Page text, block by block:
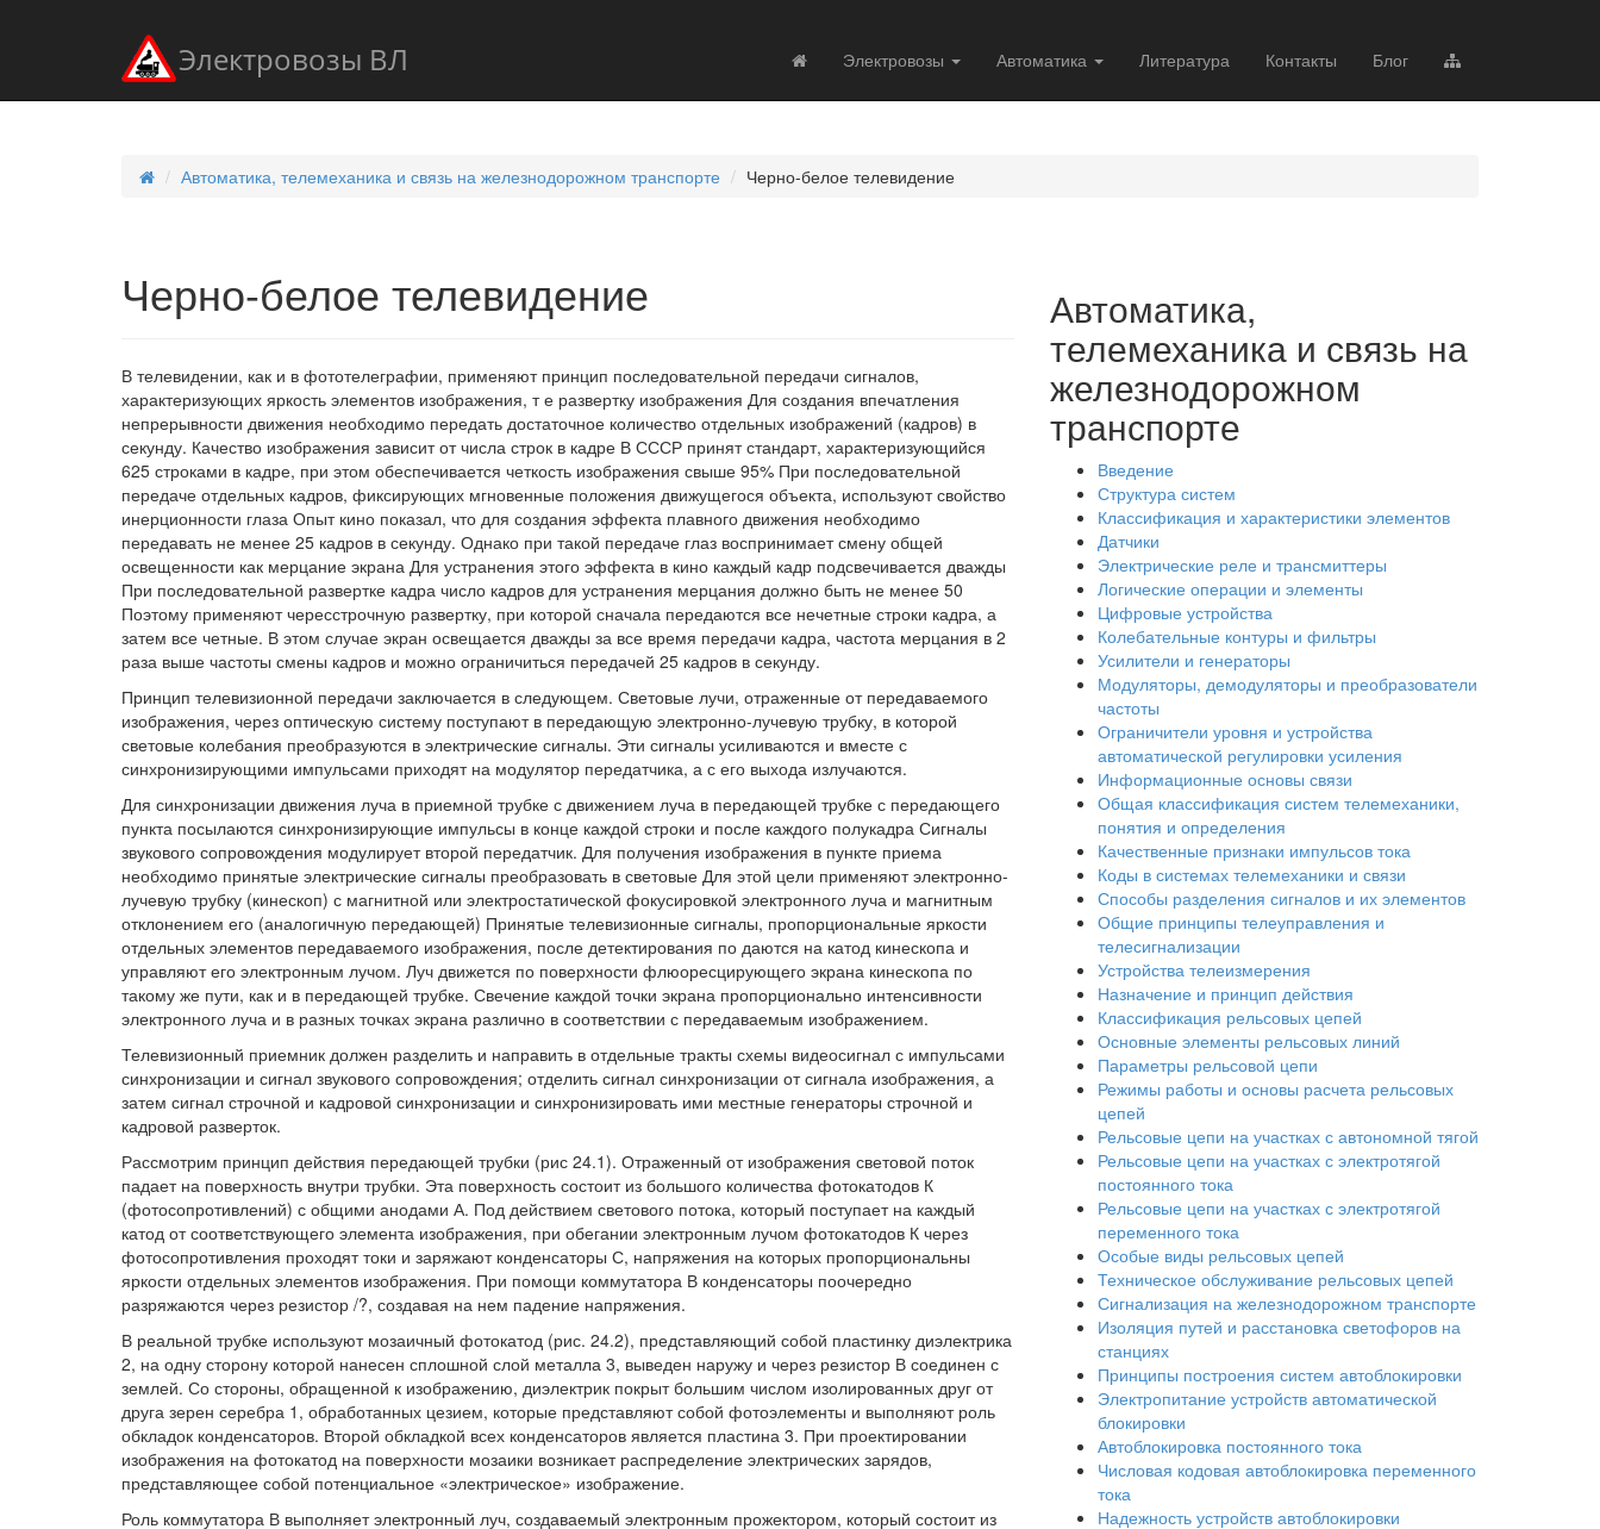
Электровозы ВЛ Электровозы Автоматика Литература Контакты Блог
Автоматика, телемеханика и связь на железнодорожном транспорте Черно-белое телевидение
Черно-белое телевидение
В телевидении, как и в фототелеграфии, применяют принцип последовательной передачи сигналов,
характеризующих яркость элементов изображения, т е развертку изображения Для создания впечатления
непрерывности движения необходимо передать достаточное количество отдельных изображений (кадров) в
секунду. Качество изображения зависит от числа строк в кадре В СССР принят стандарт, характеризующийся
625 строками в кадре, при этом обеспечивается четкость изображения свыше 95% При последовательной
передаче отдельных кадров, фиксирующих мгновенные положения движущегося объекта, используют свойство
инерционности глаза Опыт кино показал, что для создания эффекта плавного движения необходимо
передавать не менее 25 кадров в секунду. Однако при такой передаче глаз воспринимает смену общей
освещенности как мерцание экрана Для устранения этого эффекта в кино каждый кадр подсвечивается дважды
При последовательной развертке кадра число кадров для устранения мерцания должно быть не менее 50
Поэтому применяют чересстрочную развертку, при которой сначала передаются все нечетные строки кадра, а
затем все четные. В этом случае экран освещается дважды за все время передачи кадра, частота мерцания в 2
раза выше частоты смены кадров и можно ограничиться передачей 25 кадров в секунду.
Принцип телевизионной передачи заключается в следующем. Световые лучи, отраженные от передаваемого
изображения, через оптическую систему поступают в передающую электронно-лучевую трубку, в которой
световые колебания преобразуются в электрические сигналы. Эти сигналы усиливаются и вместе с
синхронизирующими импульсами приходят на модулятор передатчика, а с его выхода излучаются.
Для синхронизации движения луча в приемной трубке с движением луча в передающей трубке с передающего
пункта посылаются синхронизирующие импульсы в конце каждой строки и после каждого полукадра Сигналы
звукового сопровождения модулирует второй передатчик. Для получения изображения в пункте приема
необходимо принятые электрические сигналы преобразовать в световые Для этой цели применяют электронно-
лучевую трубку (кинескоп) с магнитной или электростатической фокусировкой электронного луча и магнитным
отклонением его (аналогичную передающей) Принятые телевизионные сигналы, пропорциональные яркости
отдельных элементов передаваемого изображения, после детектирования по даются на катод кинескопа и
управляют его электронным лучом. Луч движется по поверхности флюоресцирующего экрана кинескопа по
такому же пути, как и в передающей трубке. Свечение каждой точки экрана пропорционально интенсивности
электронного луча и в разных точках экрана различно в соответствии с передаваемым изображением.
Телевизионный приемник должен разделить и направить в отдельные тракты схемы видеосигнал с импульсами
синхронизации и сигнал звукового сопровождения; отделить сигнал синхронизации от сигнала изображения, а
затем сигнал строчной и кадровой синхронизации и синхронизировать ими местные генераторы строчной и
кадровой разверток.
Рассмотрим принцип действия передающей трубки (рис 24.1). Отраженный от изображения световой поток
падает на поверхность внутри трубки. Эта поверхность состоит из большого количества фотокатодов К
(фотосопротивлений) с общими анодами А. Под действием светового потока, который поступает на каждый
катод от соответствующего элемента изображения, при обегании электронным лучом фотокатодов К через
фотосопротивления проходят токи и заряжают конденсаторы С, напряжения на которых пропорциональны
яркости отдельных элементов изображения. При помощи коммутатора В конденсаторы поочередно
разряжаются через резистор /?, создавая на нем падение напряжения.
В реальной трубке используют мозаичный фотокатод (рис. 24.2), представляющий собой пластинку диэлектрика
2, на одну сторону которой нанесен сплошной слой металла 3, выведен наружу и через резистор В соединен с
землей. Со стороны, обращенной к изображению, диэлектрик покрыт большим числом изолированных друг от
друга зерен серебра 1, обработанных цезием, которые представляют собой фотоэлементы и выполняют роль
обкладок конденсаторов. Второй обкладкой всех конденсаторов является пластина 3. При проектировании
изображения на фотокатод на поверхности мозаики возникает распределение электрических зарядов,
представляющее собой потенциальное «электрическое» изображение.
Роль коммутатора В выполняет электронный луч, создаваемый электронным прожектором, который состоит из
Автоматика,
телемеханика и связь на
железнодорожном
транспорте
Введение
Структура систем
Классификация и характеристики элементов
Датчики
Электрические реле и трансмиттеры
Логические операции и элементы
Цифровые устройства
Колебательные контуры и фильтры
Усилители и генераторы
Модуляторы, демодуляторы и преобразователи
частоты
Ограничители уровня и устройства
автоматической регулировки усиления
Информационные основы связи
Общая классификация систем телемеханики,
понятия и определения
Качественные признаки импульсов тока
Коды в системах телемеханики и связи
Способы разделения сигналов и их элементов
Общие принципы телеуправления и
телесигнализации
Устройства телеизмерения
Назначение и принцип действия
Классификация рельсовых цепей
Основные элементы рельсовых линий
Параметры рельсовой цепи
Режимы работы и основы расчета рельсовых
цепей
Рельсовые цепи на участках с автономной тягой
Рельсовые цепи на участках с электротягой
постоянного тока
Рельсовые цепи на участках с электротягой
переменного тока
Особые виды рельсовых цепей
Техническое обслуживание рельсовых цепей
Сигнализация на железнодорожном транспорте
Изоляция путей и расстановка светофоров на
станциях
Принципы построения систем автоблокировки
Электропитание устройств автоматической
блокировки
Автоблокировка постоянного тока
Числовая кодовая автоблокировка переменного
тока
Надежность устройств автоблокировки